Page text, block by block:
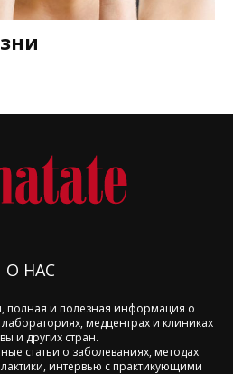
О НАС
полная и полезная информация о
медцентрах и клиниках
и других стран.
статьи о заболеваниях, методах
интервью с практикующими